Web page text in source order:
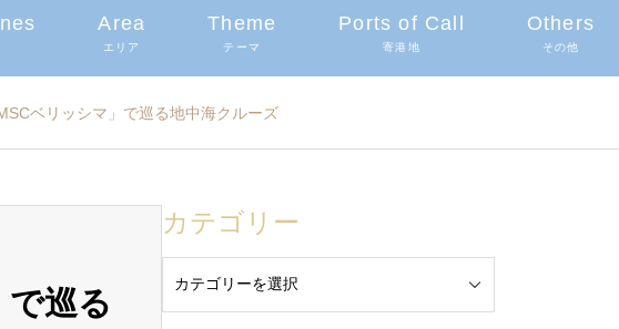
Area
エリア
Theme
テーマ
Ports of Call
寄港地
Others
その他
ベリッシマ」で巡る地中海クルーズ
で巡る
カテゴリー